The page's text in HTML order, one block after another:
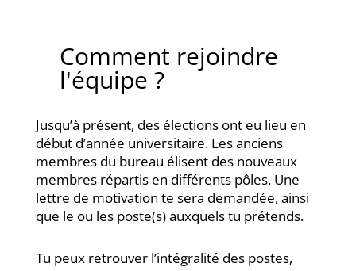
Comment rejoindre
l'équipe ?
Jusqu’à présent, des élections ont eu lieu en
début d’année universitaire. Les anciens
membres du bureau élisent des nouveaux
membres répartis en différents pôles. Une
lettre de motivation te sera demandée, ainsi
que le ou les poste(s) auxquels tu prétends.
Tu peux retrouver l’intégralité des postes,